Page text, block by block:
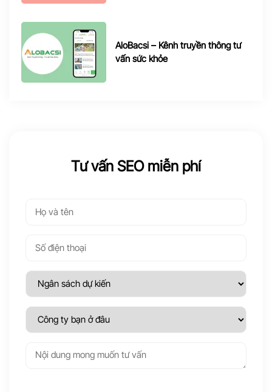
AloBacsi – Kênh truyền thông tư
vấn sức khỏe
Tư vấn SEO miễn phí